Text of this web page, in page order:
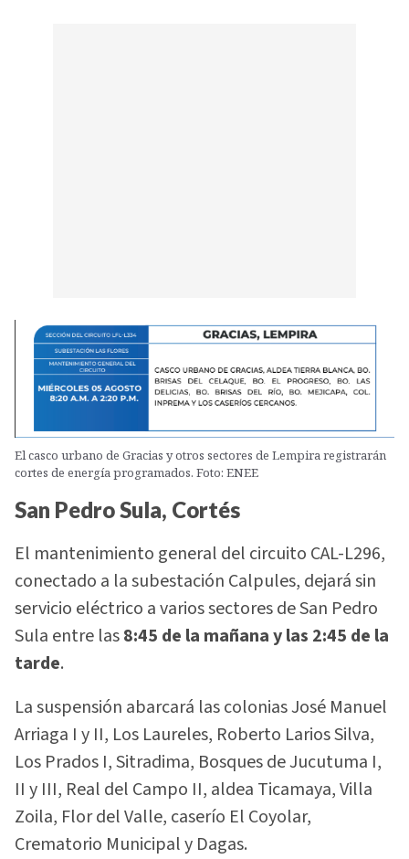
El casco urbano de Gracias y otros sectores de Lempira registrarán
cortes de energía programados. Foto: ENEE
San Pedro Sula, Cortés
El mantenimiento general del circuito CAL-L296,
conectado a la subestación Calpules, dejará sin
servicio eléctrico a varios sectores de San Pedro
Sula entre las8:45 de la mañana y las 2:45 de la
tarde.
La suspensión abarcará las colonias José Manuel
Arriaga I y II, Los Laureles, Roberto Larios Silva,
Los Prados I, Sitradima, Bosques de Jucutuma I,
II y III, Real del Campo II, aldea Ticamaya, Villa
Zoila, Flor del Valle, caserío El Coyolar,
Crematorio Municipal y Dagas.